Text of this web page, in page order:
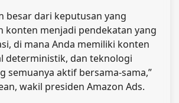
besar dari keputusan yang
konten menjadi pendekatan yang
di mana Anda memiliki konten
deterministik, dan teknologi
semuanya aktif bersama-sama,”
wakil presiden Amazon Ads.